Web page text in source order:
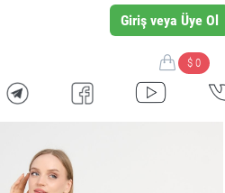
Giriş veya Üye Ol
$ 0